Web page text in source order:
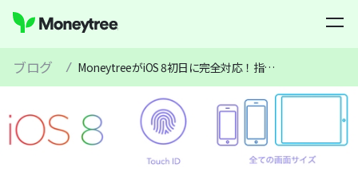
ブログ / MoneytreeがiOS 8初日に完全対応！指紋認証でもログインが可能に